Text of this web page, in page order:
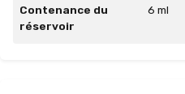
Contenance du
réservoir
6 ml